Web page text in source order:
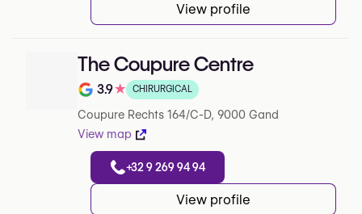
View profile
The Coupure Centre
Note de 3.9 sur 5 sur Google
3.9★ CHIRURGICAL
Coupure Rechts 164/C-D, 9000 Gand
View map
+32 9 269 94 94
View profile